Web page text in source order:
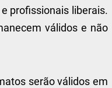
profissionais liberais.
válidos e não
serão válidos em